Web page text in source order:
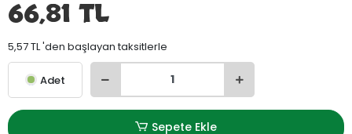
66,81 TL
5,57 TL 'den başlayan taksitlerle
Adet
Sepete Ekle